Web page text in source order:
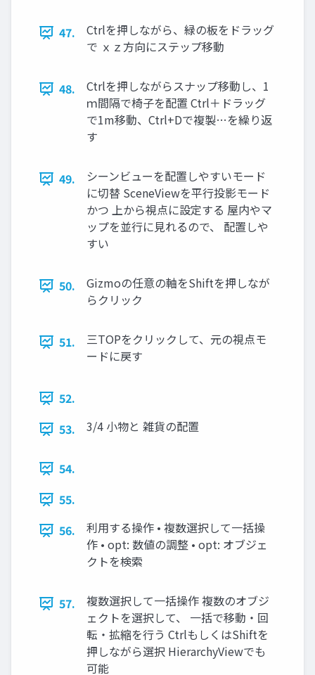
47.
Ctrlを押しながら、緑の板をドラッグ
で ｘｚ⽅向にステップ移動
48.
Ctrlを押しながらスナップ移動し、1
ｍ間隔で椅⼦を配置 Ctrl＋ドラッグ
で1m移動、Ctrl+Dで複製…を繰り返
す
49.
シーンビューを配置しやすいモード
に切替 SceneViewを平⾏投影モード
かつ 上から視点に設定する 屋内やマ
ップを並⾏に⾒れるので、 配置しや
すい
50.
Gizmoの任意の軸をShiftを押しなが
らクリック
51.
三TOPをクリックして、元の視点モ
ードに戻す
52.
53.
3/4 ⼩物と 雑貨の配置
54.
55.
56.
利⽤する操作 • 複数選択して⼀括操
作 • opt: 数値の調整 • opt: オブジェ
クトを検索
57.
複数選択して⼀括操作 複数のオブジ
ェクトを選択して、 ⼀括で移動・回
転・拡縮を⾏う CtrlもしくはShiftを
押しながら選択 HierarchyViewでも
可能